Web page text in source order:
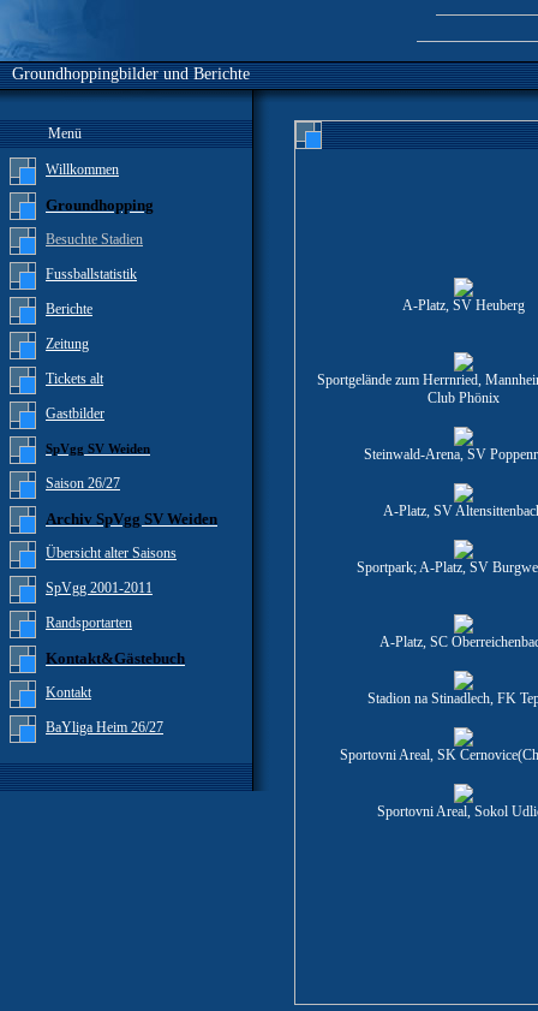
Groundhoppingbilder und Berichte
Menü
Willkommen
Groundhopping
Besuchte Stadien
Fussballstatistik
Berichte
Zeitung
Tickets alt
Gastbilder
SpVgg SV Weiden
Saison 26/27
Archiv SpVgg SV Weiden
Übersicht alter Saisons
SpVgg 2001-2011
Randsportarten
Kontakt&Gästebuch
Kontakt
BaYliga Heim 26/27
A-Platz, SV Heuberg
Sportgelände zum Herrnried,
Club Phönix
Steinwald-Arena, SV
A-Platz, SV
Sportpark; A-Platz, SV
A-Platz, SC
Stadion na Stinadlech, FK
Sportovni Areal, SK
Sportovni Areal, Sokol